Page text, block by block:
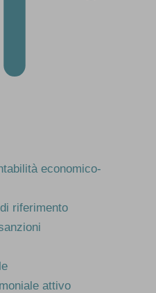
economico-
riferimento
attivo